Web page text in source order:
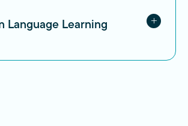
Language Learning